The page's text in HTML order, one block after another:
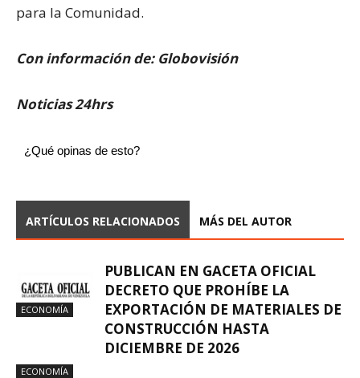
para la Comunidad.
Con información de: Globovisión
Noticias 24hrs
¿Qué opinas de esto?
ARTÍCULOS RELACIONADOS MÁS DEL AUTOR
ECONOMÍA
PUBLICAN EN GACETA OFICIAL
DECRETO QUE PROHÍBE LA
EXPORTACIÓN DE MATERIALES DE
CONSTRUCCIÓN HASTA
DICIEMBRE DE 2026
ECONOMÍA